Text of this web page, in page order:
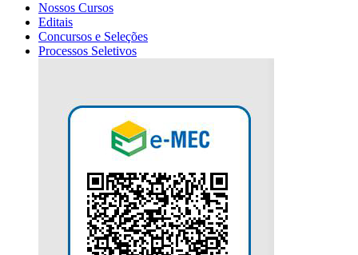
Nossos Cursos
Editais
Concursos e Seleções
Processos Seletivos